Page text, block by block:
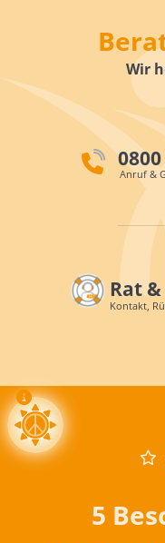
Wir
Anruf &
Rat
Kontakt,
5